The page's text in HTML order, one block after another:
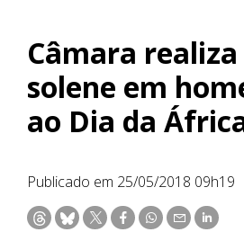
Câmara realiza
solene em
ao Dia da
Publicado em 25/05/2018 09h19